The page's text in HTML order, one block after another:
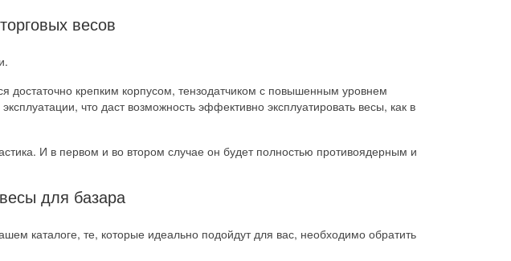
весов
достаточно крепким корпусом, тензодатчиком с повышенным уровнем
что даст возможность эффективно эксплуатировать весы, как в
И в первом и во втором случае он будет полностью противоядерным и
для базара
каталоге, те, которые идеально подойдут для вас, необходимо обратить